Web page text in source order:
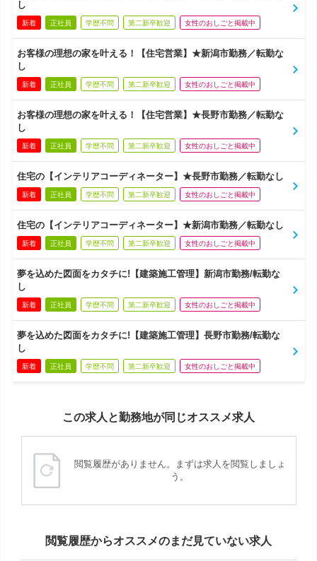
し
新着 正社員 学歴不問 第二新卒歓迎 女性のおしごと掲載中
お客様の理想の家を叶える！【住宅営業】★新潟市勤務／転勤な
し
新着 正社員 学歴不問 第二新卒歓迎 女性のおしごと掲載中
お客様の理想の家を叶える！【住宅営業】★長野市勤務／転勤な
し
新着 正社員 学歴不問 第二新卒歓迎 女性のおしごと掲載中
住宅の【インテリアコーディネーター】★長野市勤務／転勤なし
新着 正社員 学歴不問 第二新卒歓迎 女性のおしごと掲載中
住宅の【インテリアコーディネーター】★新潟市勤務／転勤なし
新着 正社員 学歴不問 第二新卒歓迎 女性のおしごと掲載中
夢を込めた図面をカタチに!【建築施工管理】新潟市勤務/転勤な
し
新着 正社員 学歴不問 第二新卒歓迎 女性のおしごと掲載中
夢を込めた図面をカタチに!【建築施工管理】長野市勤務/転勤な
し
新着 正社員 学歴不問 第二新卒歓迎 女性のおしごと掲載中
この求人と勤務地が同じオススメ求人
閲覧履歴がありません。まずは求人を閲覧しましょ
う。
閲覧履歴からオススメのまだ見ていない求人